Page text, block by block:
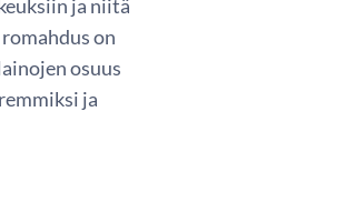
ja niitä
on
osuus
ja